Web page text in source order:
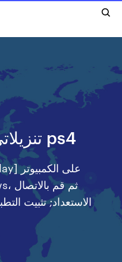
تنزيلاتي لجهاز الكمبيوتر ps4